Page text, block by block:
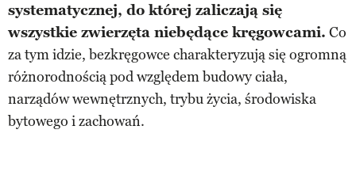
systematycznej, do której zaliczają się
wszystkie zwierzęta niebędące kręgowcami. Co
za tym idzie, bezkręgowce charakteryzują się ogromną
różnorodnością pod względem budowy ciała,
narządów wewnętrznych, trybu życia, środowiska
bytowego i zachowań.